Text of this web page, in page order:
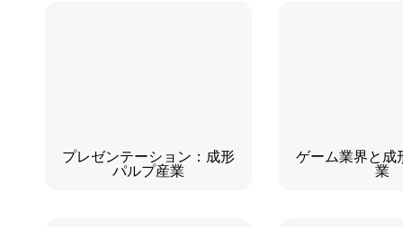
プレゼンテーション：成形
パルプ産業
ゲーム業界と成
業